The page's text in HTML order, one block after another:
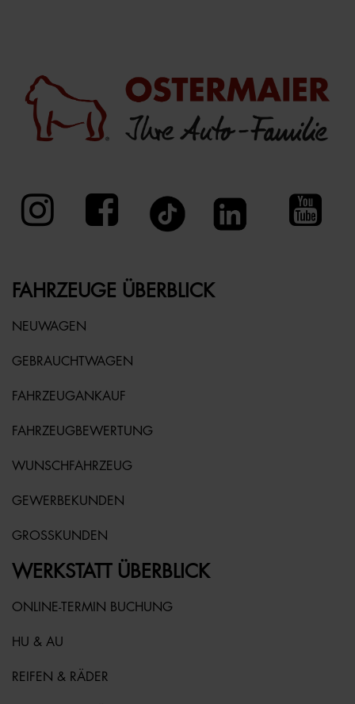
FAHRZEUGE ÜBERBLICK
NEUWAGEN
GEBRAUCHTWAGEN
FAHRZEUGANKAUF
FAHRZEUGBEWERTUNG
WUNSCHFAHRZEUG
GEWERBEKUNDEN
GROSSKUNDEN
WERKSTATT ÜBERBLICK
ONLINE-TERMIN BUCHUNG
HU & AU
REIFEN & RÄDER